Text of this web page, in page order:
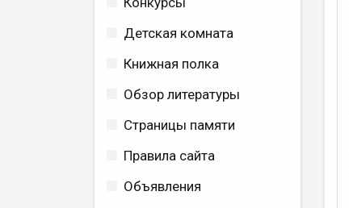
Детская комната
Книжная полка
Обзор литературы
Страницы памяти
Правила сайта
Объявления